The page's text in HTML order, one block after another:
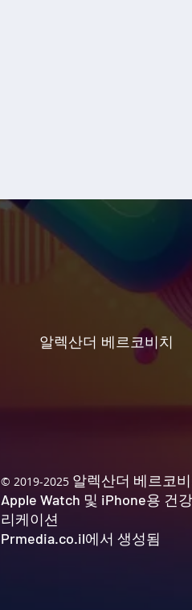
알렉산더 베르코비치
© 2019-2025 알렉산더 베르코
Apple Watch 및 iPhone용 건
리케이션
Prmedia.co.il에서 생성됨